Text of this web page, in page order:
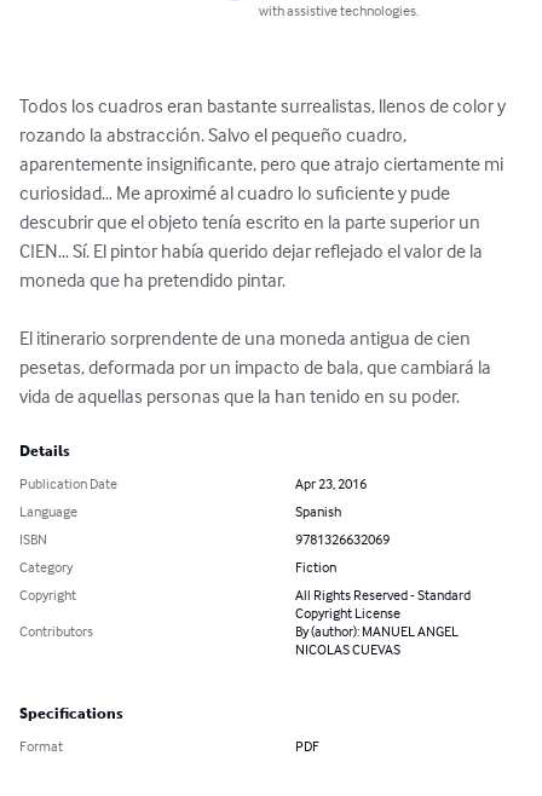
with assistive technologies.
Todos los cuadros eran bastante surrealistas, llenos de color y
rozando la abstracción. Salvo el pequeño cuadro,
aparentemente insignificante, pero que atrajo ciertamente mi
curiosidad… Me aproximé al cuadro lo suficiente y pude
descubrir que el objeto tenía escrito en la parte superior un
CIEN… Sí. El pintor había querido dejar reflejado el valor de la
moneda que ha pretendido pintar.
El itinerario sorprendente de una moneda antigua de cien
pesetas, deformada por un impacto de bala, que cambiará la
vida de aquellas personas que la han tenido en su poder.
Details
Publication Date
Apr 23, 2016
Language
Spanish
ISBN
9781326632069
Category
Fiction
Copyright
All Rights Reserved - Standard
Copyright License
Contributors
By (author): MANUEL ANGEL
NICOLAS CUEVAS
Specifications
Format PDF